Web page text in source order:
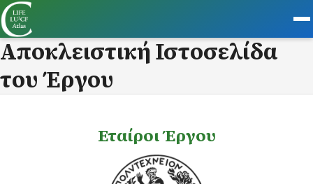
Αποκλειστική Ιστοσελίδα
του Έργου
Εταίροι Έργου